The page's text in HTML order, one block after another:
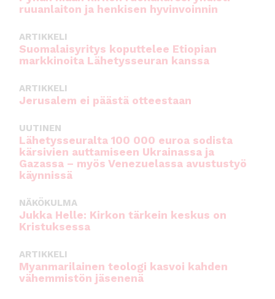
ruuanlaiton ja henkisen hyvinvoinnin
ARTIKKELI
Suomalaisyritys koputtelee Etiopian
markkinoita Lähetysseuran kanssa
ARTIKKELI
Jerusalem ei päästä otteestaan
UUTINEN
Lähetysseuralta 100 000 euroa sodista
kärsivien auttamiseen Ukrainassa ja
Gazassa – myös Venezuelassa avustustyö
käynnissä
NÄKÖKULMA
Jukka Helle: Kirkon tärkein keskus on
Kristuksessa
ARTIKKELI
Myanmarilainen teologi kasvoi kahden
vähemmistön jäsenenä